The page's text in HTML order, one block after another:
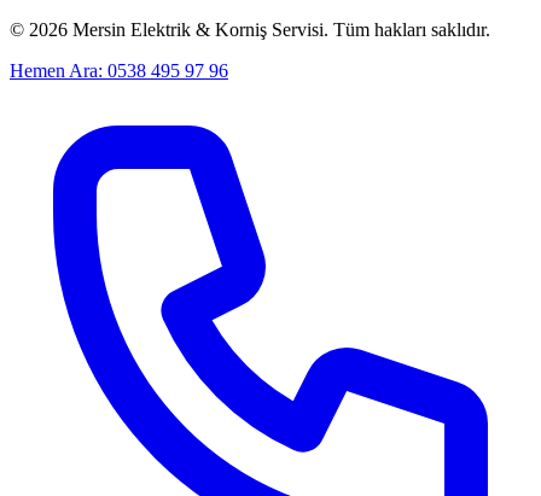
© 2026 Mersin Elektrik & Korniş Servisi. Tüm hakları saklıdır.
Hemen Ara: 0538 495 97 96